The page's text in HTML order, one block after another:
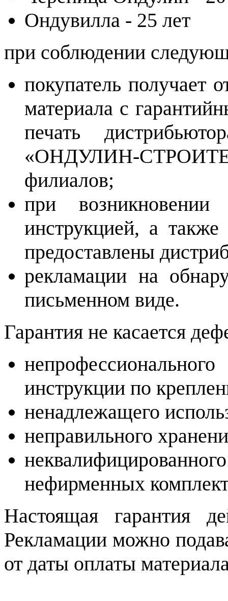
Ондувилла - 25 лет
при соблюдении
покупатель получает
материала с
печать
«ОНДУЛИН-
филиалов;
при
инструкцией, а
предоставлены
рекламации на
письменном виде.
Гарантия не касается
инструкции по
ненадлежащего
неправильного
нефирменных
Настоящая гарантия
Рекламации можно
от даты оплаты